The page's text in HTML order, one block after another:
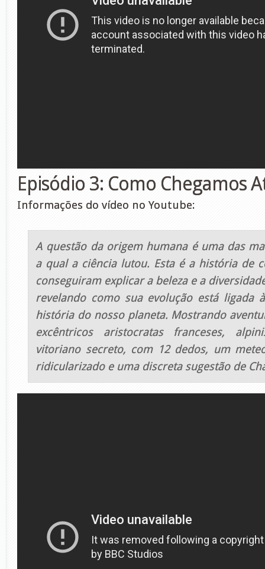
Episódio 3: Como Chegamos
Informações do vídeo no Youtube:
A questão da origem humana é uma das
a qual a ciência lutou. Esta é a história de
conseguiram explicar a beleza e a
revelando como sua evolução está ligada
história do nosso planeta. Mostrando
excêntricos aristocratas franceses,
vitoriano secreto, com 12 dedos, um
ridicularizado e uma discreta sugestão de